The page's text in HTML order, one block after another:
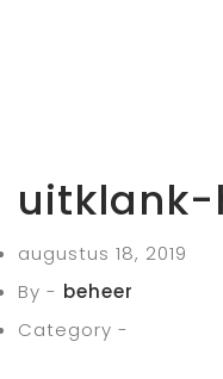
uitklank-
augustus 18, 2019
By - beheer
Category -